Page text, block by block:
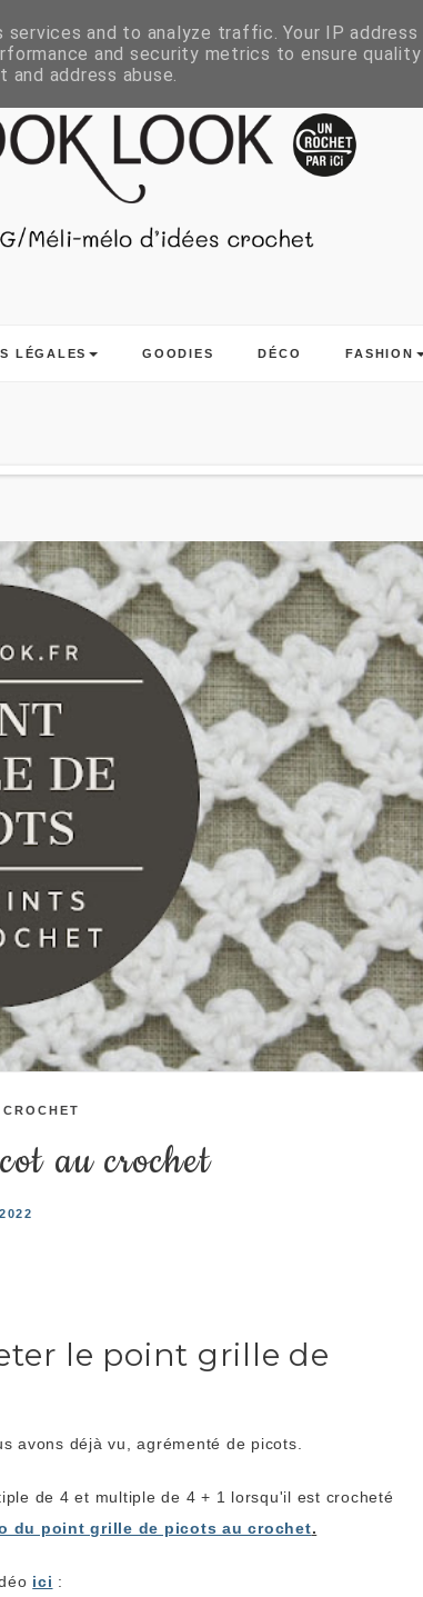
LÉGALES GOODIES DÉCO FASHION
au crochet
le point grille de
avons déjà vu, agrémenté de picots.
de 4 et multiple de 4 + 1 lorsqu'il est crocheté
du point grille de picots au crochet.
ici :
and to analyze traffic. Your IP address
and security metrics to ensure
address abuse.